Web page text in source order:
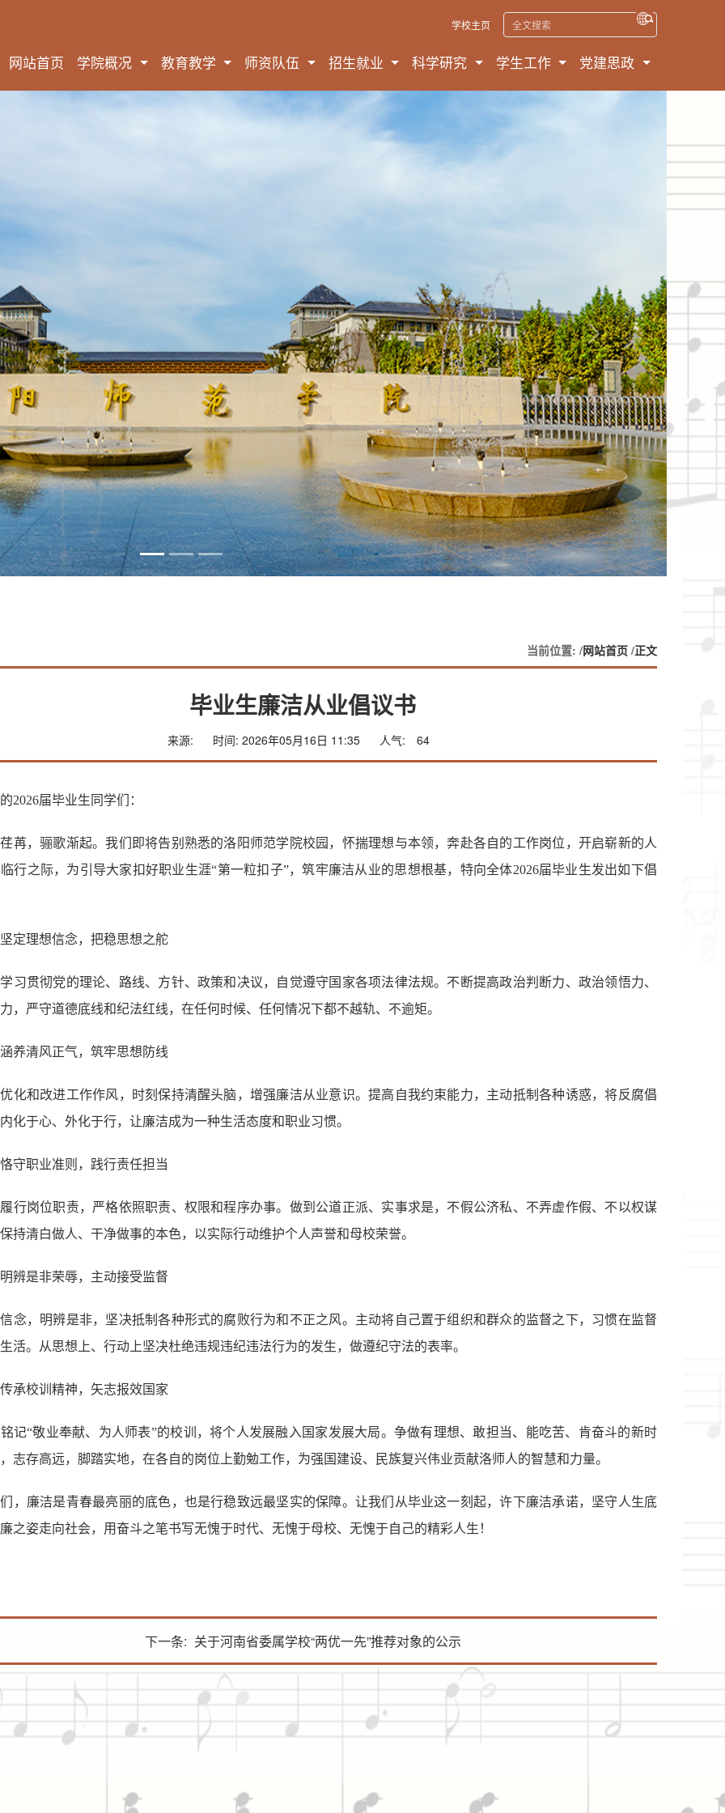
学校主页
网站首页 学院概况 教育教学 师资队伍 招生就业 科学研究 学生工作 党建思政
Next
当前位置: /网站首页 /正文
毕业生廉洁从业倡议书
来源: 时间: 2026年05月16日 11:35 人气: 64
2026届毕业生同学们：
苒，骊歌渐起。我们即将告别熟悉的洛阳师范学院校园，怀揣理想与本领，奔赴各自的工作岗位，开启崭新的人
行之际，为引导大家扣好职业生涯“第一粒扣子”，筑牢廉洁从业的思想根基，特向全体2026届毕业生发出如下倡
定理想信念，把稳思想之舵
习贯彻党的理论、路线、方针、政策和决议，自觉遵守国家各项法律法规。不断提高政治判断力、政治领悟力、
，严守道德底线和纪法红线，在任何时候、任何情况下都不越轨、不逾矩。
养清风正气，筑牢思想防线
化和改进工作作风，时刻保持清醒头脑，增强廉洁从业意识。提高自我约束能力，主动抵制各种诱惑，将反腐倡
化于心、外化于行，让廉洁成为一种生活态度和职业习惯。
守职业准则，践行责任担当
行岗位职责，严格依照职责、权限和程序办事。做到公道正派、实事求是，不假公济私、不弄虚作假、不以权谋
持清白做人、干净做事的本色，以实际行动维护个人声誉和母校荣誉。
辨是非荣辱，主动接受监督
念，明辨是非，坚决抵制各种形式的腐败行为和不正之风。主动将自己置于组织和群众的监督之下，习惯在监督
活。从思想上、行动上坚决杜绝违规违纪违法行为的发生，做遵纪守法的表率。
承校训精神，矢志报效国家
记“敬业奉献、为人师表”的校训，将个人发展融入国家发展大局。争做有理想、敢担当、能吃苦、肯奋斗的新时
志存高远，脚踏实地，在各自的岗位上勤勉工作，为强国建设、民族复兴伟业贡献洛师人的智慧和力量。
，廉洁是青春最亮丽的底色，也是行稳致远最坚实的保障。让我们从毕业这一刻起，许下廉洁承诺，坚守人生底
之姿走向社会，用奋斗之笔书写无愧于时代、无愧于母校、无愧于自己的精彩人生！
下一条: 关于河南省委属学校“两优一先”推荐对象的公示